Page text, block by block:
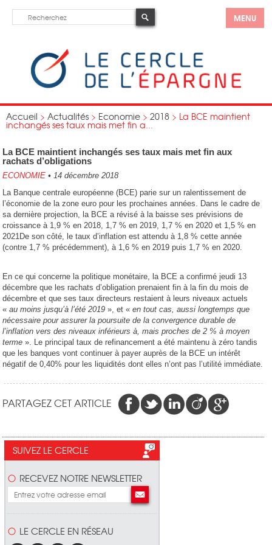
MENU
Accueil > Actualités > Economie > 2018 > La BCE maintient
inchangés ses taux mais met fin a...
La BCE maintient inchangés ses taux mais met fin aux
rachats d’obligations
ECONOMIE • 14 décembre 2018
La Banque centrale européenne (BCE) parie sur un ralentissement de
l’économie de la zone euro pour les prochaines années. Dans le cadre de
sa dernière projection, la BCE a révisé à la baisse ses prévisions de
croissance à 1,9 % en 2018, 1,7 % en 2019, 1,7 % en 2020 et 1,5 % en
2021De son côté, le taux d’inflation est attendu à 1,8 % cette année
(contre 1,7 % précédemment), à 1,6 % en 2019 puis 1,7 % en 2020.
En ce qui concerne la politique monétaire, la BCE a confirmé jeudi 13
décembre que les rachats d’obligation prenaient fin à la fin du mois de
décembre et que ses taux directeurs restaient à leurs niveaux actuels
«au moins jusqu’à l’été 2019 », et « en tout cas, aussi longtemps que
nécessaire pour assurer la poursuite de la convergence durable de
l’inflation vers des niveaux inférieurs à, mais proches de 2 % à moyen
terme ». Le principal taux de refinancement a été maintenu à zéro tandis
que les banques vont continuer à payer auprès de la BCE un intérêt
négatif de 0,40% pour les liquidités dont elles n’ont pas l’utilité immédiate.
PARTAGEZ CET ARTICLE
SUIVEZ LE CERCLE
RECEVEZ NOTRE NEWSLETTER
LE CERCLE EN RÉSEAU